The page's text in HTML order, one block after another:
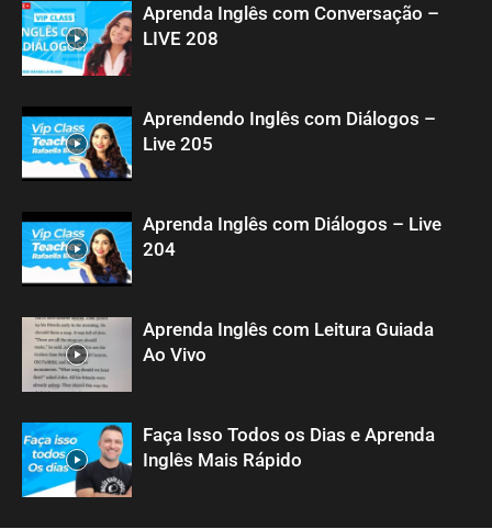
Aprenda Inglês com Conversação –
LIVE 208
Aprendendo Inglês com Diálogos –
Live 205
Aprenda Inglês com Diálogos – Live
204
Aprenda Inglês com Leitura Guiada
Ao Vivo
Faça Isso Todos os Dias e Aprenda
Inglês Mais Rápido